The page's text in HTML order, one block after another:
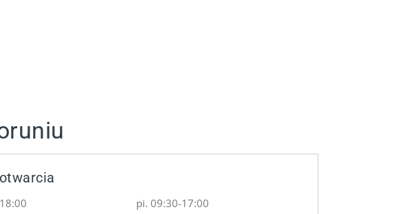
pi. 09:30-17:00